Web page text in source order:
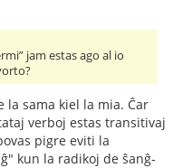
jam estas ago al io
la sama kiel la mia. Ĉar
verboj estas transitivaj
pigre eviti la
kun la radikoj de ŝanĝ-